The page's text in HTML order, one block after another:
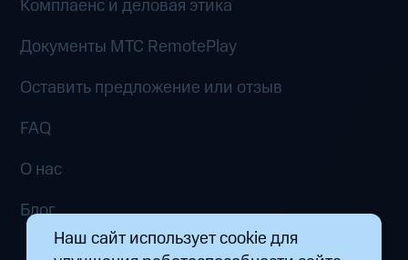
Наш сайт использует cookie для
Комплаенс и деловая этика
Документы MTC RemotePlay
Оставить предложение или отзыв
FAQ
О нас
Блог